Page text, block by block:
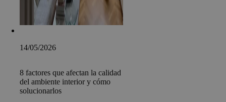
14/05/2026
8 factores que afectan la calidad
del ambiente interior y cómo
solucionarlos